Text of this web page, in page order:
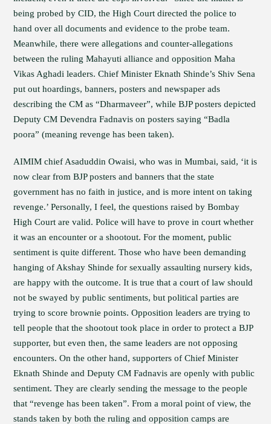
being probed by CID, the High Court directed the police to
hand over all documents and evidence to the probe team.
Meanwhile, there were allegations and counter-allegations
between the ruling Mahayuti alliance and opposition Maha
Vikas Aghadi leaders. Chief Minister Eknath Shinde’s Shiv Sena
put out hoardings, banners, posters and newspaper ads
describing the CM as “Dharmaveer”, while BJP posters depicted
Deputy CM Devendra Fadnavis on posters saying “Badla
poora” (meaning revenge has been taken).
AIMIM chief Asaduddin Owaisi, who was in Mumbai, said, ‘it is
now clear from BJP posters and banners that the state
government has no faith in justice, and is more intent on taking
revenge.’ Personally, I feel, the questions raised by Bombay
High Court are valid. Police will have to prove in court whether
it was an encounter or a shootout. For the moment, public
sentiment is quite different. Those who have been demanding
hanging of Akshay Shinde for sexually assaulting nursery kids,
are happy with the outcome. It is true that a court of law should
not be swayed by public sentiments, but political parties are
trying to score brownie points. Opposition leaders are trying to
tell people that the shootout took place in order to protect a BJP
supporter, but even then, the same leaders are not opposing
encounters. On the other hand, supporters of Chief Minister
Eknath Shinde and Deputy CM Fadnavis are openly with public
sentiment. They are clearly sending the message to the people
that “revenge has been taken”. From a moral point of view, the
stands taken by both the ruling and opposition camps are